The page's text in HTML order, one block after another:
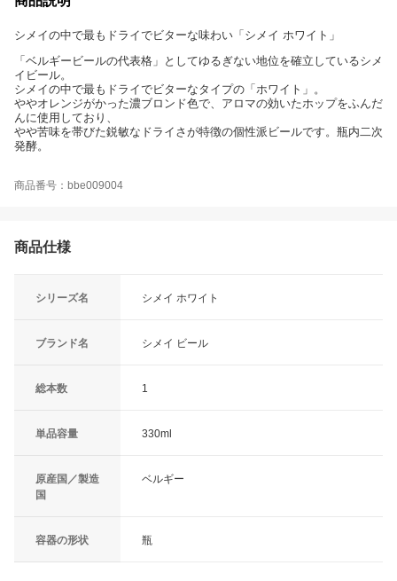
シメイの中で最もドライでビターな味わい「シメイ ホワイト」
「ベルギービールの代表格」としてゆるぎない地位を確立しているシメ
イビール。
シメイの中で最もドライでビターなタイプの「ホワイト」。
ややオレンジがかった濃ブロンド色で、アロマの効いたホップをふんだ
んに使用しており、
やや苦味を帯びた鋭敏なドライさが特徴の個性派ビールです。瓶内二次
発酵。
商品番号：bbe009004
商品仕様
シリーズ名 シメイ ホワイト
ブランド名 シメイ ビール
総本数 1
単品容量 330ml
原産国／製造
国
ベルギー
容器の形状 瓶